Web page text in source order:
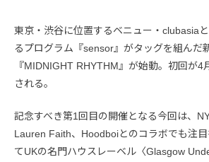
東京・渋谷に位置するベニュー・clubasia
るプログラム『sensor』がタッグを組んだ
『MIDNIGHT RHYTHM』が始動。初回が4
される。
記念すべき第1回目の開催となる今回は、
Lauren Faith、Hoodboiとのコラボでも注
てUKの名門ハウスレーベル〈Glasgow